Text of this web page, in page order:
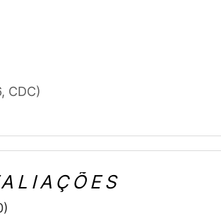
CDC)
)